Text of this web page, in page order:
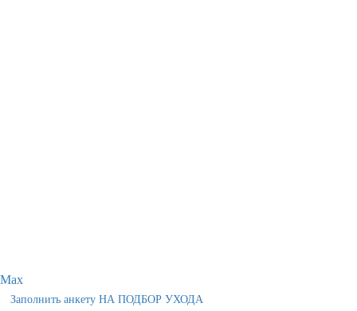
Max
Заполнить анкету НА ПОДБОР УХОДА